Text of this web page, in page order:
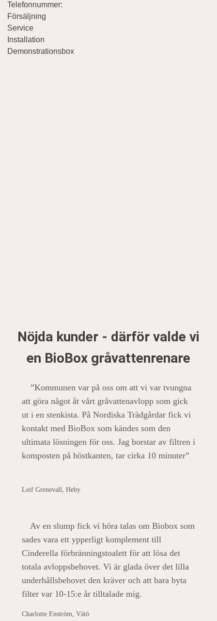
Telefonnummer:
Försäljning
Service
Installation
Demonstrationsbox
Nöjda kunder - därför valde vi
en BioBox gråvattenrenare
”Kommunen var på oss om att vi var tvungna
att göra något åt vårt gråvattenavlopp som gick
ut i en stenkista. På Nordiska Trädgårdar fick vi
kontakt med BioBox som kändes som den
ultimata lösningen för oss. Jag borstar av filtren i
komposten på höstkanten, tar cirka 10 minuter”
Leif Grenevall, Heby
Av en slump fick vi höra talas om Biobox som
sades vara ett ypperligt komplement till
Cinderella förbränningstoalett för att lösa det
totala avloppsbehovet. Vi är glada över det lilla
underhållsbehovet den kräver och att bara byta
filter var 10-15:e år tilltalade mig.
Charlotte Enström, Vätö